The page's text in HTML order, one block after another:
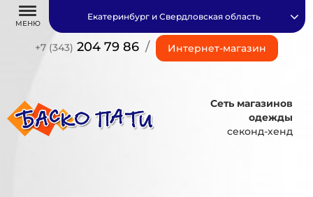
МЕНЮ
+7 (343) 204 79 86 / Интернет-магазин
Екатеринбург и Свердловская область
Сеть магазинов
одежды
секонд-хенд